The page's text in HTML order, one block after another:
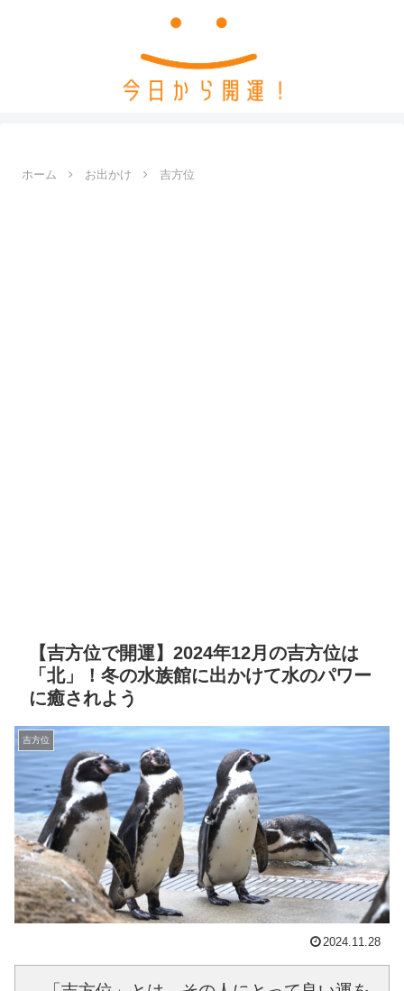
ホーム お出かけ 吉方位
【吉方位で開運】2024年12月の吉方位は
「北」！冬の水族館に出かけて水のパワー
に癒されよう
吉方位
2024.11.28